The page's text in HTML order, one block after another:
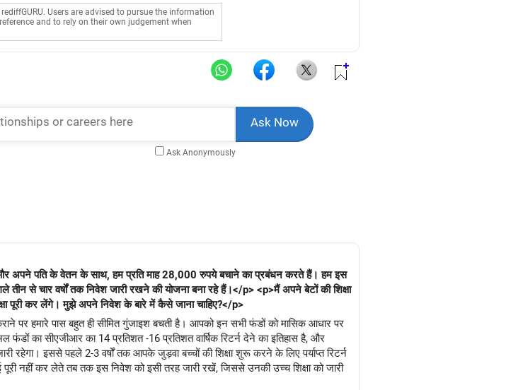
Users are advised to pursue the information
and to rely on their own judgement when
Ask Anonymously
अपने पति के वेतन के साथ, हम प्रति माह 28,000 रुपये बचाने का प्रबंधन करते हैं। हम इस
से चार वर्षों तक निवेश जारी रखने की योजना बना रहे हैं।</p> <p>मैं अपने बेटों की शिक्षा
पूरी कर लेंगे। मुझे अपने निवेश के बारे में कैसे जाना चाहिए?</p>
पर हमारे पास बहुत ही सीमित गुंजाइश बचती है। आपको इन सभी फंडों को मासिक आधार पर
का सीएजीआर का 14 प्रतिशत -16 प्रतिशत वार्षिक रिटर्न देने का इतिहास है, और
रहेगा। इससे पहले 2-3 वर्षों तक आपके जुड़वा बच्चों की शिक्षा शुरू करने के लिए पर्याप्त रिटर्न
नहीं कर लेते तब तक इस निवेश को इसी तरह जारी रखें, जिससे उनकी उच्च शिक्षा को जारी